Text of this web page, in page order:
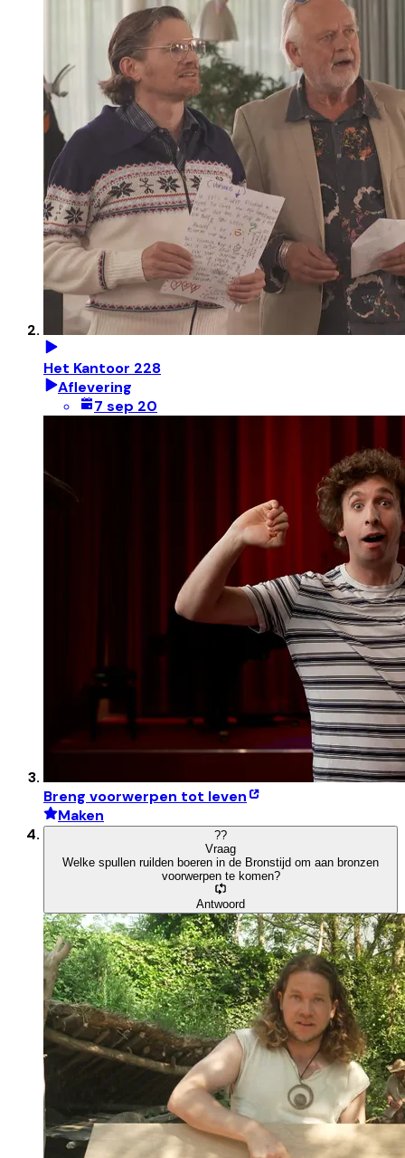
Het Kantoor 228
Aflevering
7 sep 20
Breng voorwerpen tot leven
Maken
??
Vraag
Welke spullen ruilden boeren in de Bronstijd om aan bronzen
voorwerpen te komen?
Antwoord